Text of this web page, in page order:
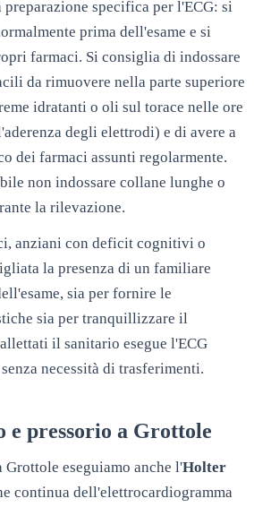
specifica per l'ECG: si
prima dell'esame e si
farmaci. Si consiglia di indossare
da rimuovere nella parte superiore
idratanti o oli sul torace nelle ore
degli elettrodi) e di avere a
dei farmaci assunti regolarmente.
non indossare collane lunghe o
la rilevazione.
anziani con deficit cognitivi o
la presenza di un familiare
sia per fornire le
sia per tranquillizzare il
il sanitario esegue l'ECG
necessità di trasferimenti.
pressorio a Grottole
Grottole eseguiamo anche l'Holter
continua dell'elettrocardiogramma